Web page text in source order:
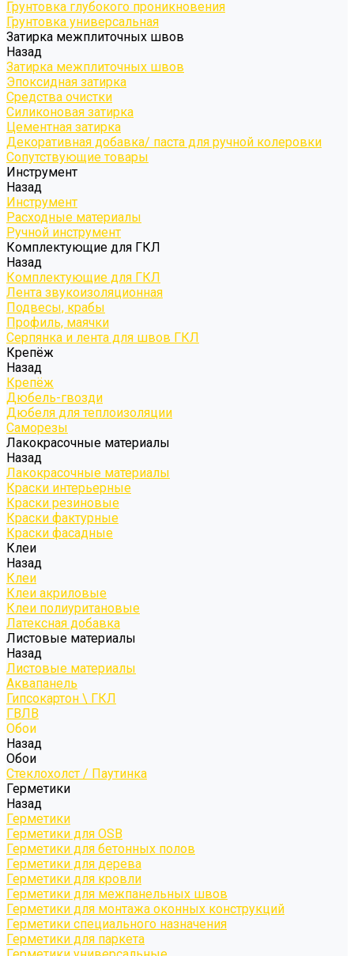
Грунтовка глубокого проникновения
Грунтовка универсальная
Затирка межплиточных швов
Назад
Затирка межплиточных швов
Эпоксидная затирка
Средства очистки
Силиконовая затирка
Цементная затирка
Декоративная добавка/ паста для ручной колеровки
Сопутствующие товары
Инструмент
Назад
Инструмент
Расходные материалы
Ручной инструмент
Комплектующие для ГКЛ
Назад
Комплектующие для ГКЛ
Лента звукоизоляционная
Подвесы, крабы
Профиль, маячки
Серпянка и лента для швов ГКЛ
Крепёж
Назад
Крепёж
Дюбель-гвозди
Дюбеля для теплоизоляции
Саморезы
Лакокрасочные материалы
Назад
Лакокрасочные материалы
Краски интерьерные
Краски резиновые
Краски фактурные
Краски фасадные
Клеи
Назад
Клеи
Клеи акриловые
Клеи полиуритановые
Латексная добавка
Листовые материалы
Назад
Листовые материалы
Аквапанель
Гипсокартон \ ГКЛ
ГВЛВ
Обои
Назад
Обои
Стеклохолст / Паутинка
Герметики
Назад
Герметики
Герметики для OSB
Герметики для бетонных полов
Герметики для дерева
Герметики для кровли
Герметики для межпанельных швов
Герметики для монтажа оконных конструкций
Герметики специального назначения
Герметики для паркета